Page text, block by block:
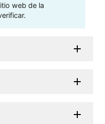
web de la